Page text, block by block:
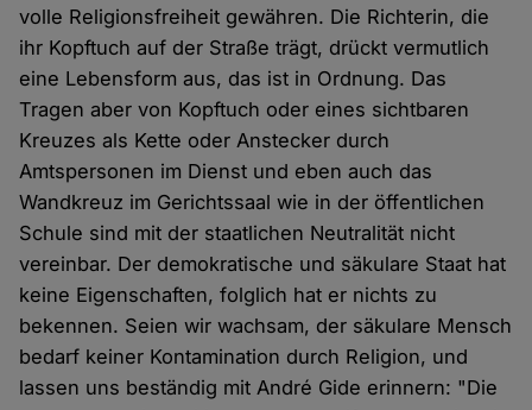
volle Religionsfreiheit gewähren. Die Richterin, die
ihr Kopftuch auf der Straße trägt, drückt vermutlich
eine Lebensform aus, das ist in Ordnung. Das
Tragen aber von Kopftuch oder eines sichtbaren
Kreuzes als Kette oder Anstecker durch
Amtspersonen im Dienst und eben auch das
Wandkreuz im Gerichtssaal wie in der öffentlichen
Schule sind mit der staatlichen Neutralität nicht
vereinbar. Der demokratische und säkulare Staat hat
keine Eigenschaften, folglich hat er nichts zu
bekennen. Seien wir wachsam, der säkulare Mensch
bedarf keiner Kontamination durch Religion, und
lassen uns beständig mit André Gide erinnern: "Die